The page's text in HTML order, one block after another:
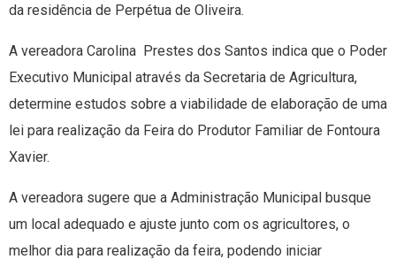
da residência de Perpétua de Oliveira.
A vereadora Carolina Prestes dos Santos indica que o Poder
Executivo Municipal através da Secretaria de Agricultura,
determine estudos sobre a viabilidade de elaboração de uma
lei para realização da Feira do Produtor Familiar de Fontoura
Xavier.
A vereadora sugere que a Administração Municipal busque
um local adequado e ajuste junto com os agricultores, o
melhor dia para realização da feira, podendo iniciar